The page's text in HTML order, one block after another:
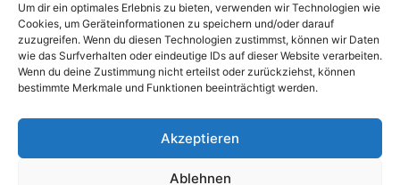
Um dir ein optimales Erlebnis zu bieten, verwenden wir Technologien wie
Cookies, um Geräteinformationen zu speichern und/oder darauf
zuzugreifen. Wenn du diesen Technologien zustimmst, können wir Daten
wie das Surfverhalten oder eindeutige IDs auf dieser Website verarbeiten.
Wenn du deine Zustimmung nicht erteilst oder zurückziehst, können
bestimmte Merkmale und Funktionen beeinträchtigt werden.
Akzeptieren
Ablehnen
Datenschutzerklärung
Impressum
Website made bymake IT work. Das
Computerquartett OG